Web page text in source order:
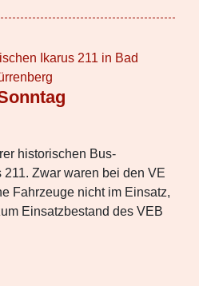
historischen Bus-
Zwar waren bei den VE
Fahrzeuge nicht im Einsatz,
Einsatzbestand des VEB